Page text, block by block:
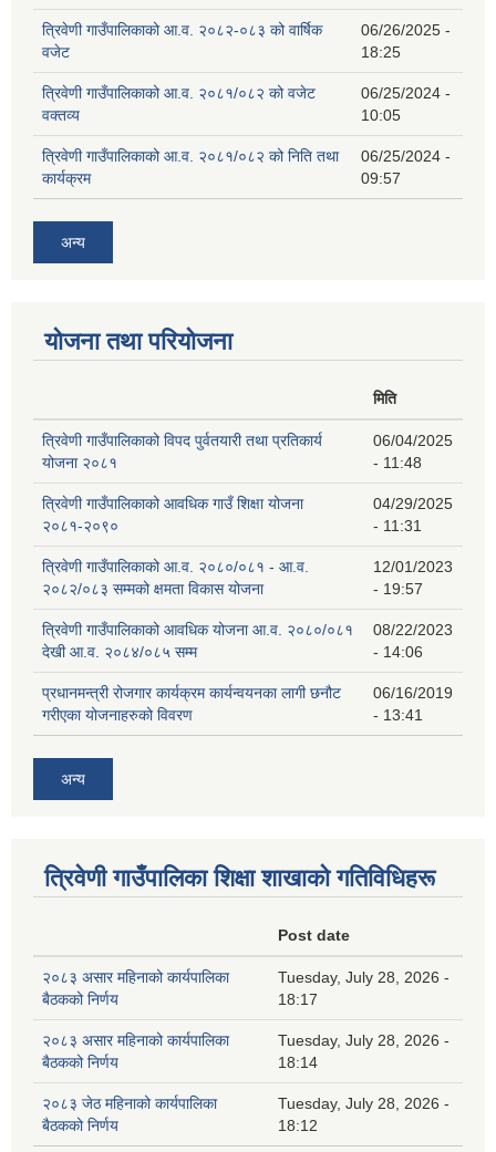
त्रिवेणी गाउँपालिकाको आ.व. २०८२-०८३ को वार्षिक
वजेट
06/26/2025 -
18:25
त्रिवेणी गाउँपालिकाको आ.व. २०८१/०८२ को वजेट
वक्तव्य
06/25/2024 -
10:05
त्रिवेणी गाउँपालिकाको आ.व. २०८१/०८२ को निति तथा
कार्यक्रम
06/25/2024 -
09:57
अन्य
योजना तथा परियोजना
मिति
त्रिवेणी गाउँपालिकाको विपद पुर्वतयारी तथा प्रतिकार्य
योजना २०८१
06/04/2025
- 11:48
त्रिवेणी गाउँपालिकाको आवधिक गाउँ शिक्षा योजना
२०८१-२०९०
04/29/2025
- 11:31
त्रिवेणी गाउँपालिकाको आ.व. २०८०/०८१ - आ.व.
२०८२/०८३ सम्मको क्षमता विकास योजना
12/01/2023
- 19:57
त्रिवेणी गाउँपालिकाको आवधिक योजना आ.व. २०८०/०८१
देखी आ.व. २०८४/०८५ सम्म
08/22/2023
- 14:06
प्रधानमन्त्री रोजगार कार्यक्रम कार्यन्वयनका लागी छनौट
गरीएका योजनाहरुको विवरण
06/16/2019
- 13:41
अन्य
त्रिवेणी गाउँपालिका शिक्षा शाखाकाे गतिविधिहरू
Post date
२०८३ असार महिनाको कार्यपालिका
बैठकको निर्णय
Tuesday, July 28, 2026 -
18:17
२०८३ असार महिनाको कार्यपालिका
बैठकको निर्णय
Tuesday, July 28, 2026 -
18:14
२०८३ जेठ महिनाको कार्यपालिका
बैठकको निर्णय
Tuesday, July 28, 2026 -
18:12